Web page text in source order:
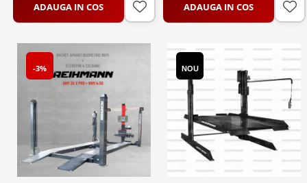
ADAUGA IN COS ADAUGA IN COS
-3% NOU